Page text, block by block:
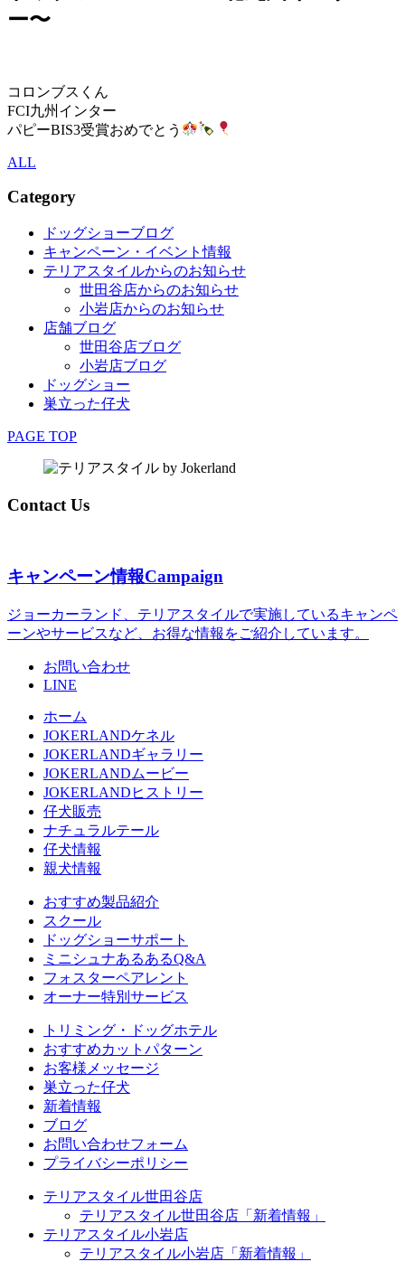
ー〜
コロンブスくん
FCI九州インター
パピーBIS3受賞おめでとう
ALL
Category
ドッグショーブログ
キャンペーン・イベント情報
テリアスタイルからのお知らせ
世田谷店からのお知らせ
小岩店からのお知らせ
店舗ブログ
世田谷店ブログ
小岩店ブログ
ドッグショー
巣立った仔犬
PAGE TOP
Contact Us
キャンペーン情報Campaign
ジョーカーランド、テリアスタイルで実施しているキャンペ
ーンやサービスなど、お得な情報をご紹介しています。
お問い合わせ
LINE
ホーム
JOKERLANDケネル
JOKERLANDギャラリー
JOKERLANDムービー
JOKERLANDヒストリー
仔犬販売
ナチュラルテール
仔犬情報
親犬情報
おすすめ製品紹介
スクール
ドッグショーサポート
ミニシュナあるあるQ&A
フォスターペアレント
オーナー特別サービス
トリミング・ドッグホテル
おすすめカットパターン
お客様メッセージ
巣立った仔犬
新着情報
ブログ
お問い合わせフォーム
プライバシーポリシー
テリアスタイル世田谷店
テリアスタイル世田谷店「新着情報」
テリアスタイル小岩店
テリアスタイル小岩店「新着情報」